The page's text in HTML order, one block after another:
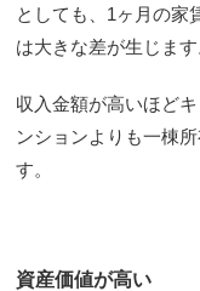
としても、1ヶ月の家
は大きな差が生じます
収入金額が高いほど
ンションよりも一棟
す。
資産価値が高い